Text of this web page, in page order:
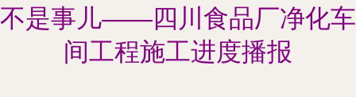
不是事儿——四川食品厂净化车
间工程施工进度播报